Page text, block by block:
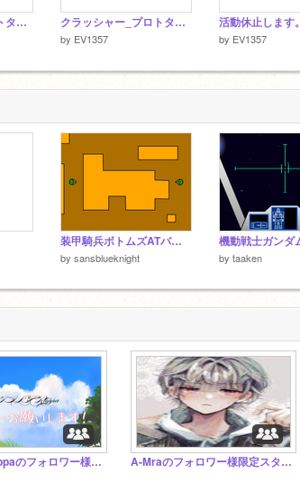
クラッシャー_プロトタイプ_NO.2 クラッシャー_プロトタイプ
by EV1357
活動休止します。
by EV1357
装甲騎兵ボトムズATバトルシュミレーション
by sansblueknight by taaken
i_FILTERtoppaのフォロワー様限定スタジオ A-Mraのフォロワー様限定スタジオ！！